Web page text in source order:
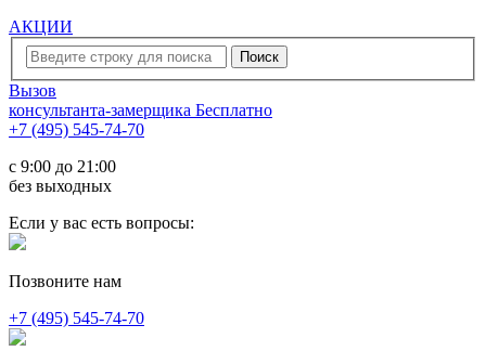
АКЦИИ
Вызов
консультанта-замерщика Бесплатно
+7 (495) 545-74-70
c 9:00 до 21:00
без выходных
Если у вас есть вопросы:
Позвоните нам
+7 (495) 545-74-70